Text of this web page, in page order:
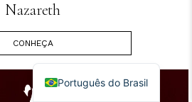
Nazareth
CONHEÇA
Português do Brasil
English